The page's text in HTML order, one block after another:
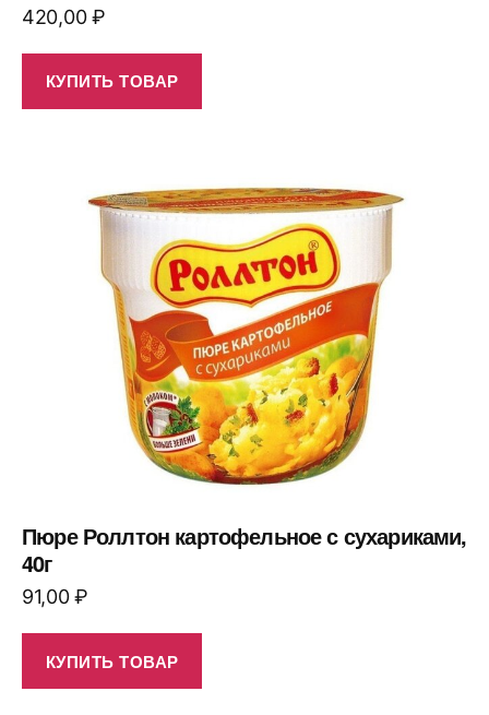
420,00₽
КУПИТЬ ТОВАР
Пюре Роллтон картофельное с сухариками,
40г
91,00₽
КУПИТЬ ТОВАР